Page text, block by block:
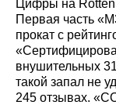
Цифры на Rotten
Первая часть
прокат с
внушительных
такой запал не
245 отзывах.